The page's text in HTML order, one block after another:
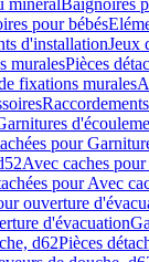
minéralBaignoires
pour bébés
d'installationJeux
muralesPièces
fixations murales
pour
Avec caches
pour Avec
ouverture
d'évacuation
d62Pièces